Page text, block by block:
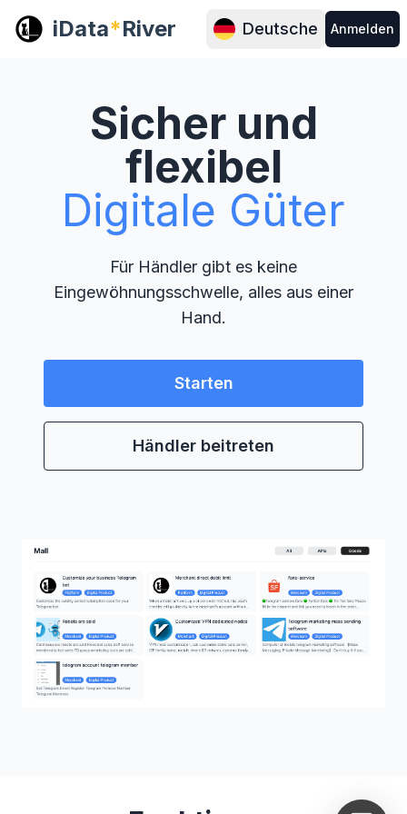
iData*River Deutsche Anmelden
Sicher und
flexibel
Digitale Güter
Für Händler gibt es keine
Eingewöhnungsschwelle, alles aus einer
Hand.
Starten
Händler beitreten